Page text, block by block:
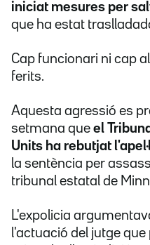
iniciat mesures per
que ha estat
Cap funcionari ni cap
ferits.
Aquesta agressió es
setmana que el
Units ha rebutjat
la sentència per
tribunal estatal de
L'expolicia
l'actuació del jutge